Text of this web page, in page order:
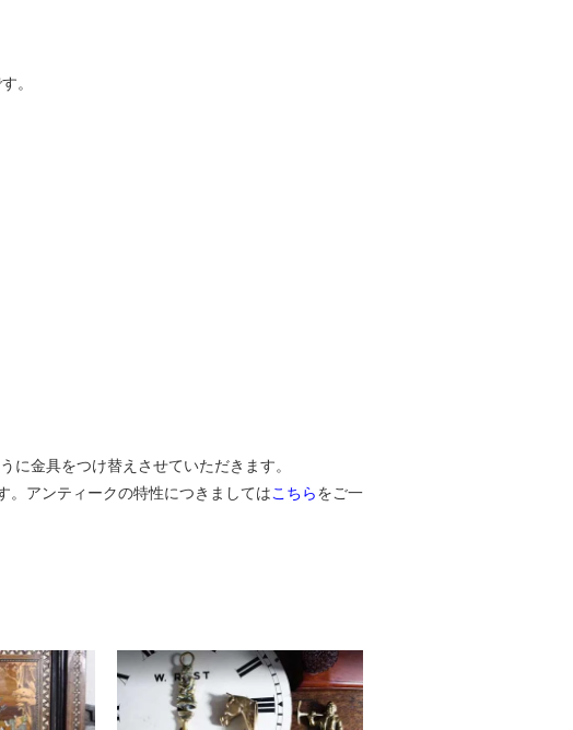
。
金具をつけ替えさせていただきます。
。アンティークの特性につきましてはこちらをご一